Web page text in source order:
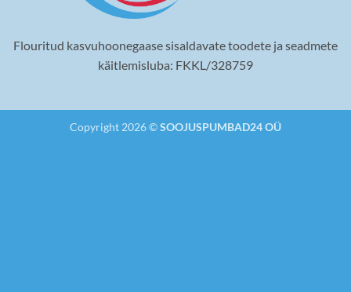
Flouritud kasvuhoonegaase sisaldavate toodete ja seadmete
käitlemisluba: FKKL/328759
Copyright 2026 ©SOOJUSPUMBAD24 OÜ